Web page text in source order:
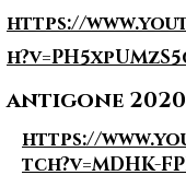
https://
antigone 2020
https://
tch?v=MDHK-